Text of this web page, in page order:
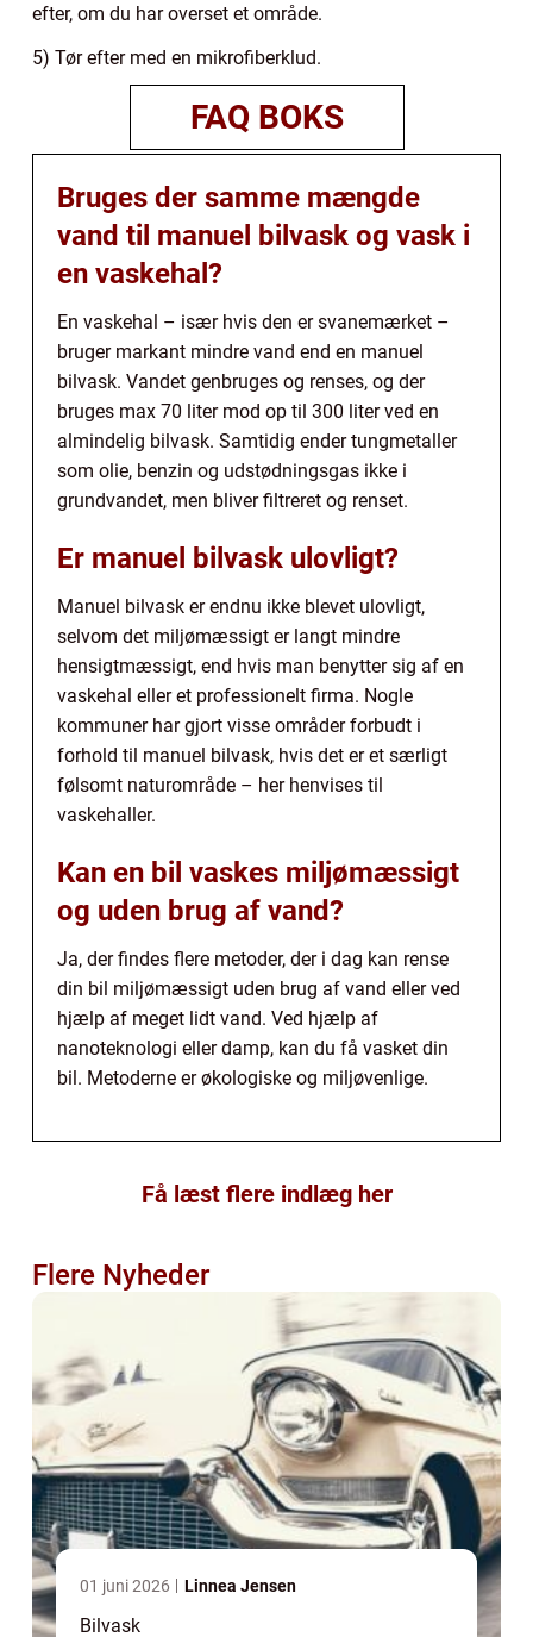
efter, om du har overset et område.
5) Tør efter med en mikrofiberklud.
FAQ BOKS
Bruges der samme mængde
vand til manuel bilvask og vask i
en vaskehal?
En vaskehal – især hvis den er svanemærket –
bruger markant mindre vand end en manuel
bilvask. Vandet genbruges og renses, og der
bruges max 70 liter mod op til 300 liter ved en
almindelig bilvask. Samtidig ender tungmetaller
som olie, benzin og udstødningsgas ikke i
grundvandet, men bliver filtreret og renset.
Er manuel bilvask ulovligt?
Manuel bilvask er endnu ikke blevet ulovligt,
selvom det miljømæssigt er langt mindre
hensigtmæssigt, end hvis man benytter sig af en
vaskehal eller et professionelt firma. Nogle
kommuner har gjort visse områder forbudt i
forhold til manuel bilvask, hvis det er et særligt
følsomt naturområde – her henvises til
vaskehaller.
Kan en bil vaskes miljømæssigt
og uden brug af vand?
Ja, der findes flere metoder, der i dag kan rense
din bil miljømæssigt uden brug af vand eller ved
hjælp af meget lidt vand. Ved hjælp af
nanoteknologi eller damp, kan du få vasket din
bil. Metoderne er økologiske og miljøvenlige.
Få læst flere indlæg her
Flere Nyheder
01 juni 2026 Linnea Jensen
Bilvask